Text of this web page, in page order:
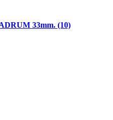
33mm. (10)